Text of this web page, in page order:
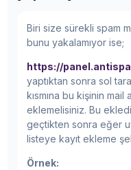
Biri size sürekli spam
bunu yakalamıyor ise;
https://
yaptıktan sonra sol
kısmına bu kişinin mail
eklemelisiniz. Bu
geçtikten sonra eğer
listeye kayıt ekleme
Örnek: